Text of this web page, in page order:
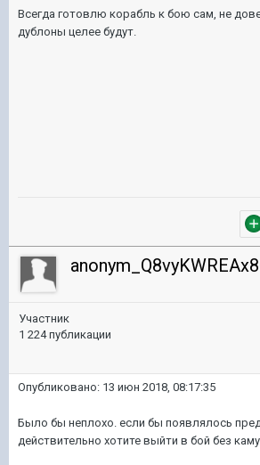
Всегда готовлю корабль к бою сам, не
дублоны целее будут.
Участник
1 224 публикации
Опубликовано: 13 июн 2018, 08:17:35
Было бы неплохо. если бы появлялось
действительно хотите выйти в бой без